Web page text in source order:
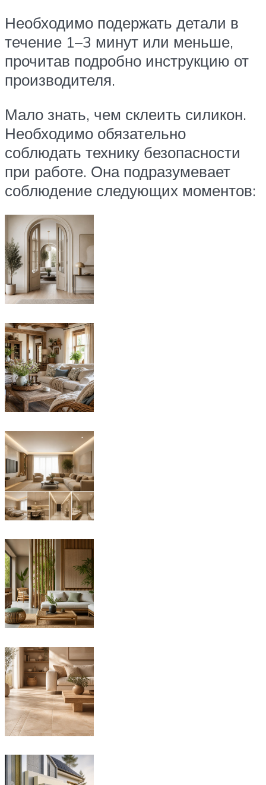
Необходимо подержать детали в
течение 1–3 минут или меньше,
прочитав подробно инструкцию от
производителя.
Мало знать, чем склеить силикон.
Необходимо обязательно
соблюдать технику безопасности
при работе. Она подразумевает
соблюдение следующих моментов: